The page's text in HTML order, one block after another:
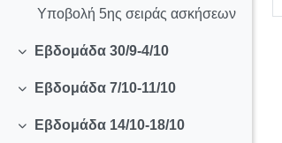
Υποβολή 5ης σειράς ασκήσεων
Collapse
Εβδομάδα 30/9-4/10
Collapse
Εβδομάδα 7/10-11/10
Collapse
Εβδομάδα 14/10-18/10